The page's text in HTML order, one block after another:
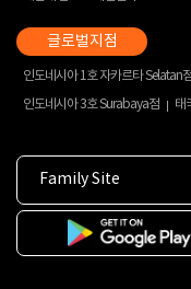
인도네시아 1호 자카르타 Selatan
인도네시아 3호 Surabaya점
태
Family Site